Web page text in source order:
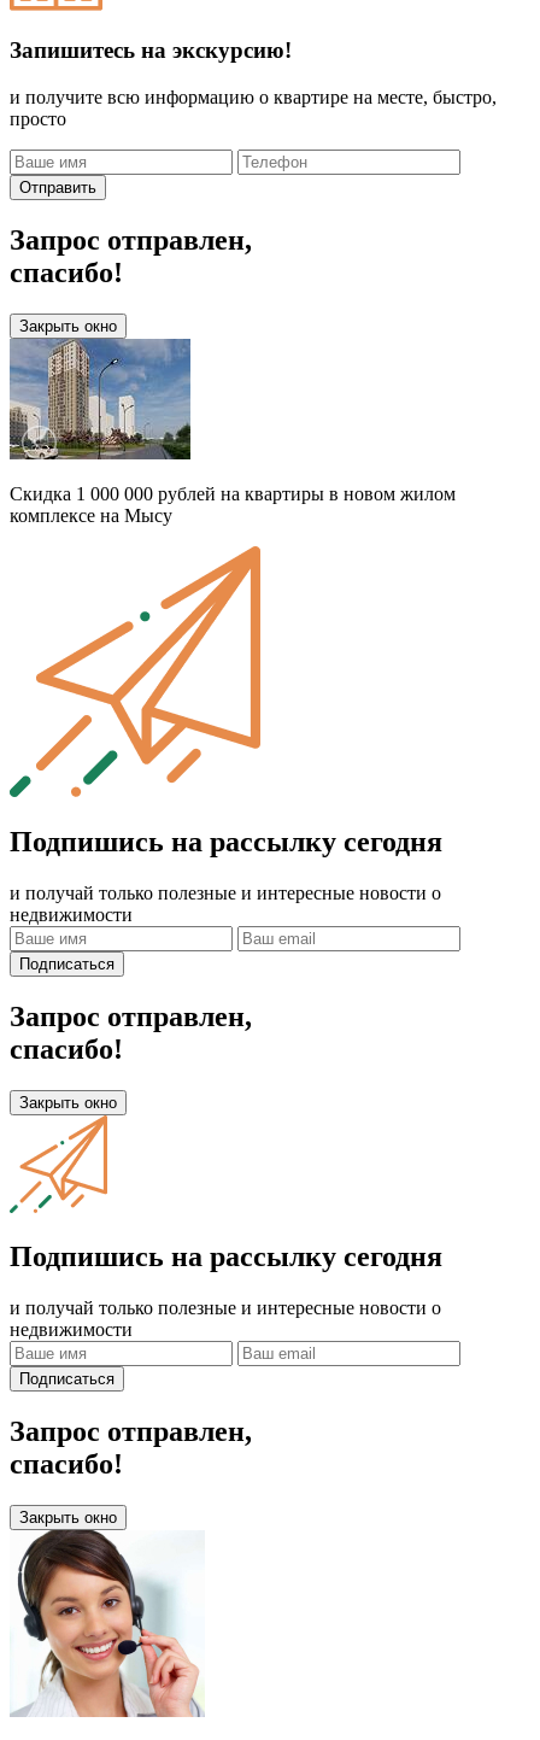
Запишитесь на экскурсию!
и получите всю информацию о квартире на месте, быстро,
просто
Отправить
Запрос отправлен,
спасибо!
Закрыть окно
Скидка 1 000 000 рублей на квартиры в новом жилом
комплексе на Мысу
Подпишись на рассылку сегодня
и получай только полезные и интересные новости о
недвижимости
Подписаться
Запрос отправлен,
спасибо!
Закрыть окно
Подпишись на рассылку сегодня
и получай только полезные и интересные новости о
недвижимости
Подписаться
Запрос отправлен,
спасибо!
Закрыть окно